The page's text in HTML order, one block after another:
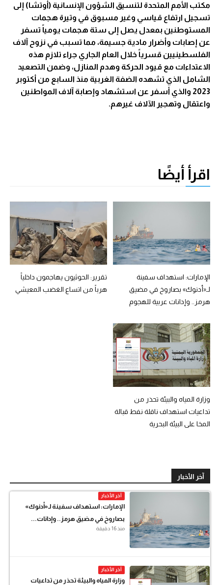
مكتب الأمم المتحدة لتنسيق الشؤون الإنسانية (أوتشا) إلى
تسجيل ارتفاع قياسي وغير مسبوق في وتيرة هجمات
المستوطنين بمعدل يصل إلى ستة هجمات يومياً تسفر
عن إصابات وأضرار مادية جسيمة، مما تسبب في نزوح آلاف
الفلسطينيين قسرياً خلال العام الجاري جراء تلازم هذه
الاعتداءات مع قيود الحركة وهدم المنازل، وضمن التصعيد
الشامل الذي تشهده الضفة الغربية منذ السابع من أكتوبر
2023 والذي أسفر عن استشهاد وإصابة آلاف المواطنين
واعتقال وتهجير الآلاف غيرهم.
اقرأ أيضًا
الإمارات: استهداف سفينة
لـ«أدنوك» بصاروخ في مضيق
هرمز.. وإدانات عربية للهجوم
تقرير: الحوثيون يهاجمون داخلياً
هرباً من اتساع الغضب المعيشي
وزارة المياه والبيئة تحذر من
تداعيات استهداف ناقلة نفط قبالة
المخا على البيئة البحرية
آخر الأخبار
آخر الأخبار
الإمارات: استهداف سفينة لـ«أدنوك»
بصاروخ في مضيق هرمز.. وإدانات...
منذ 16 دقيقة
آخر الأخبار
وزارة المياه والبيئة تحذر من تداعيات